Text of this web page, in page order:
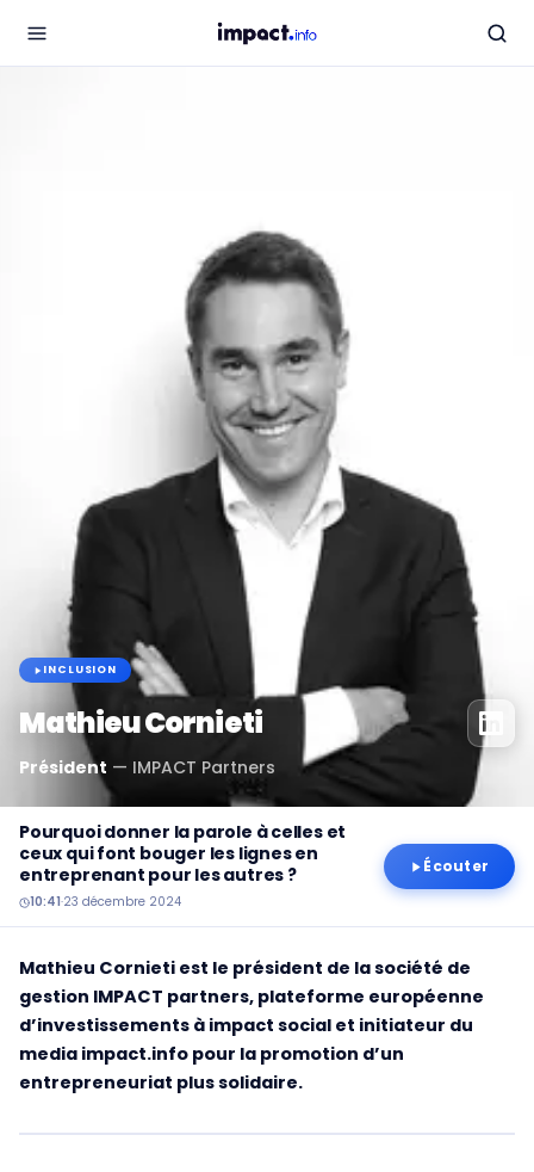
INCLUSION
Mathieu Cornieti
Président — IMPACT Partners
Pourquoi donner la parole à celles et
ceux qui font bouger les lignes en
entreprenant pour les autres ?
10:41·23 décembre 2024
Écouter
Mathieu Cornieti est le président de la société de
gestion IMPACT partners, plateforme européenne
d’investissements à impact social et initiateur du
media impact.info pour la promotion d’un
entrepreneuriat plus solidaire.